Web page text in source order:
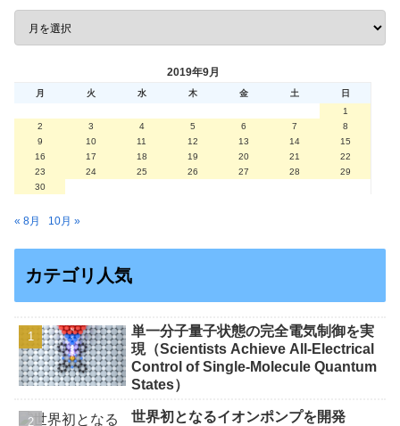
2019年9月
月 火 水 木 金 土
日
1
2
3 4 5 6 7
8
9
10 11 12 13 14
15
16
17 18 19 20 21
22
23
24 25 26 27 28
29
30
« 8月 10月 »
カテゴリ人気
単一分子量子状態の完全電気制御を実
現（Scientists Achieve All-Electrical
Control of Single-Molecule Quantum
States）
世界初となるイオンポンプを開発